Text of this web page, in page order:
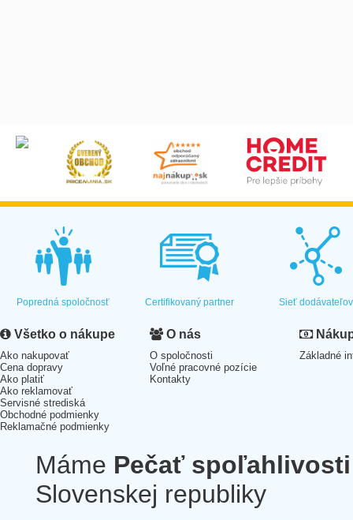
Popredná spoločnosť Certifikovaný partner Sieť dodávateľov
Všetko o nákupe
Ako nakupovať
Cena dopravy
Ako platiť
Ako reklamovať
Servisné strediská
Obchodné podmienky
Reklamačné podmienky
O nás
O spoločnosti
Voľné pracovné pozície
Kontakty
Základné
Máme Pečať spoľahlivosti
Slovenskej republiky